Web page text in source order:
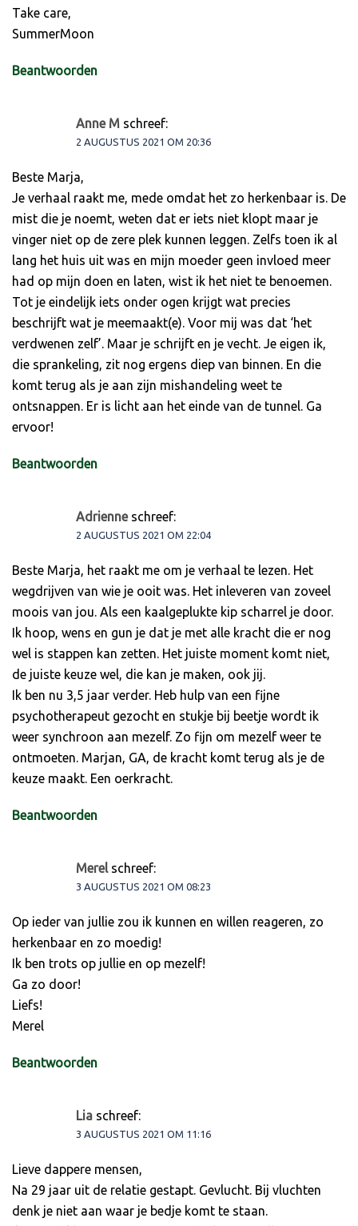
Take care,
SummerMoon
Beantwoorden
Anne M schreef:
2 AUGUSTUS 2021 OM 20:36
Beste Marja,
Je verhaal raakt me, mede omdat het zo herkenbaar is. De
mist die je noemt, weten dat er iets niet klopt maar je
vinger niet op de zere plek kunnen leggen. Zelfs toen ik al
lang het huis uit was en mijn moeder geen invloed meer
had op mijn doen en laten, wist ik het niet te benoemen.
Tot je eindelijk iets onder ogen krijgt wat precies
beschrijft wat je meemaakt(e). Voor mij was dat ‘het
verdwenen zelf’. Maar je schrijft en je vecht. Je eigen ik,
die sprankeling, zit nog ergens diep van binnen. En die
komt terug als je aan zijn mishandeling weet te
ontsnappen. Er is licht aan het einde van de tunnel. Ga
ervoor!
Beantwoorden
Adrienne schreef:
2 AUGUSTUS 2021 OM 22:04
Beste Marja, het raakt me om je verhaal te lezen. Het
wegdrijven van wie je ooit was. Het inleveren van zoveel
moois van jou. Als een kaalgeplukte kip scharrel je door.
Ik hoop, wens en gun je dat je met alle kracht die er nog
wel is stappen kan zetten. Het juiste moment komt niet,
de juiste keuze wel, die kan je maken, ook jij.
Ik ben nu 3,5 jaar verder. Heb hulp van een fijne
psychotherapeut gezocht en stukje bij beetje wordt ik
weer synchroon aan mezelf. Zo fijn om mezelf weer te
ontmoeten. Marjan, GA, de kracht komt terug als je de
keuze maakt. Een oerkracht.
Beantwoorden
Merel schreef:
3 AUGUSTUS 2021 OM 08:23
Op ieder van jullie zou ik kunnen en willen reageren, zo
herkenbaar en zo moedig!
Ik ben trots op jullie en op mezelf!
Ga zo door!
Liefs!
Merel
Beantwoorden
Lia schreef:
3 AUGUSTUS 2021 OM 11:16
Lieve dappere mensen,
Na 29 jaar uit de relatie gestapt. Gevlucht. Bij vluchten
denk je niet aan waar je bedje komt te staan.